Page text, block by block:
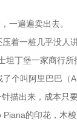
一遍遍卖出去。
着一桩几乎没人讲
丁堡一家商行
个叫阿里巴巴（
出来，成本只
的印花，木